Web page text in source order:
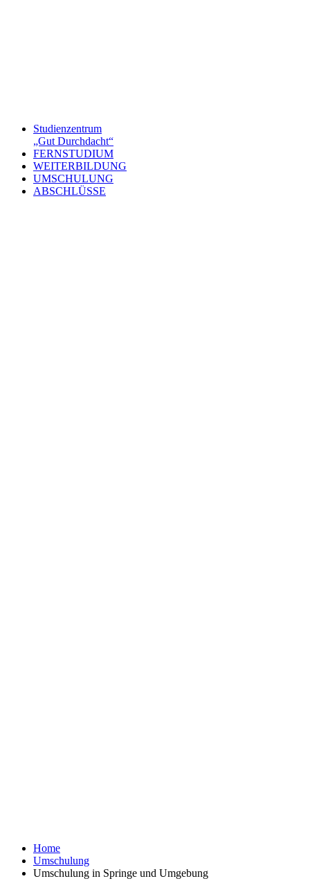
Studienzentrum
„Gut Durchdacht“
FERNSTUDIUM
WEITERBILDUNG
UMSCHULUNG
ABSCHLÜSSE
Home
Umschulung
Umschulung in Springe und Umgebung